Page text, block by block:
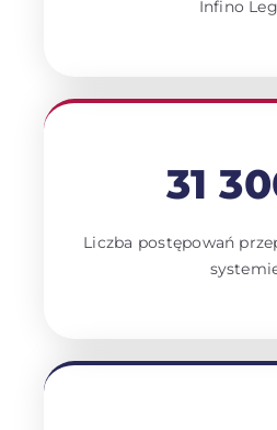
Infino
31
Liczba postępowań